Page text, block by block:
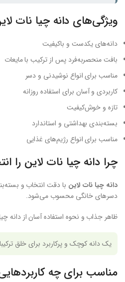
ویژگی‌های دانه چیا نات
دانه‌های یکدست و باکیفیت
بافت منحصربه‌فرد پس از ترکیب با مایعات
مناسب برای انواع نوشیدنی و دسر
کاربردی و آسان برای استفاده روزانه
تازه و خوش‌کیفیت
بسته‌بندی بهداشتی و استاندارد
مناسب برای انواع رژیم‌های غذایی
چرا دانه چیا نات لاین را
دانه چیا نات لاین با دقت انتخاب و
دسرهای خانگی محسوب می‌شود.
ظاهر جذاب و نحوه استفاده آسان از دانه
یک دانه کوچک و پرکاربرد برای خلق
مناسب برای چه